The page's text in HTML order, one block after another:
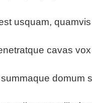
usquam,
cavas
domum